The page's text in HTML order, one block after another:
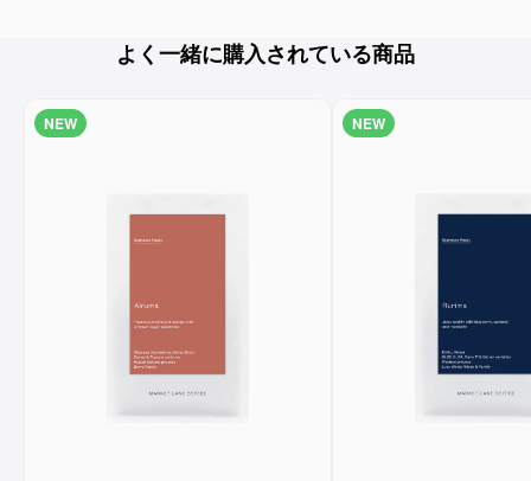
よく一緒に購入されている商品
NEW NEW